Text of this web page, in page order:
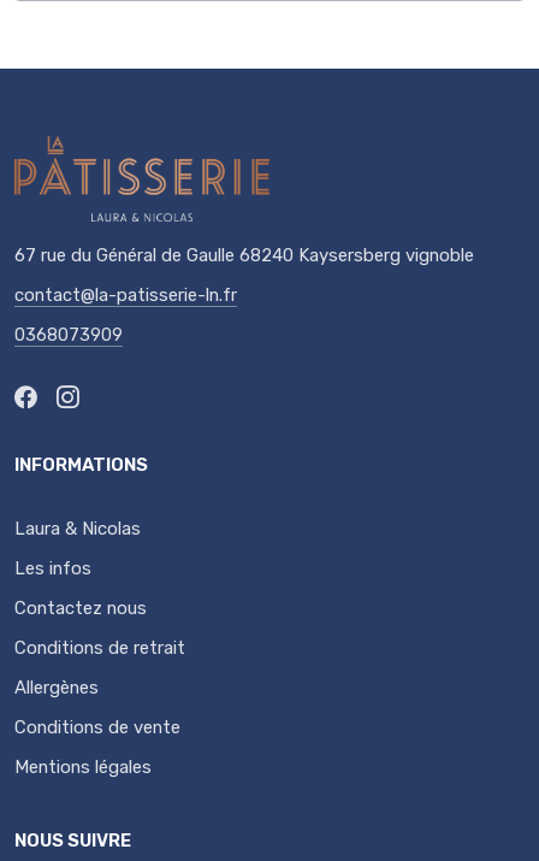
67 rue du Général de Gaulle 68240 Kaysersberg vignoble
contact@la-patisserie-ln.fr
0368073909
INFORMATIONS
Laura & Nicolas
Les infos
Contactez nous
Conditions de retrait
Allergènes
Conditions de vente
Mentions légales
NOUS SUIVRE